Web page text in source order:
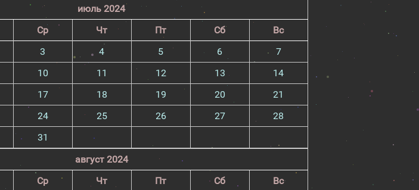
июль 2024
Ср Чт Пт Сб
Вс
3 4 5 6
7
10 11 12 13
14
17 18 19 20
21
24 25 26 27
28
31
август 2024
Ср Чт Пт Сб
Вс